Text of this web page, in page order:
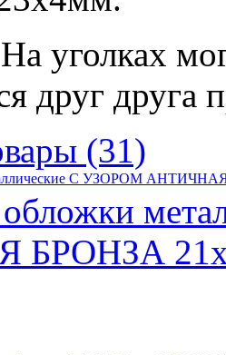
уголках
друг друга
(31)
обложки
БРОНЗА